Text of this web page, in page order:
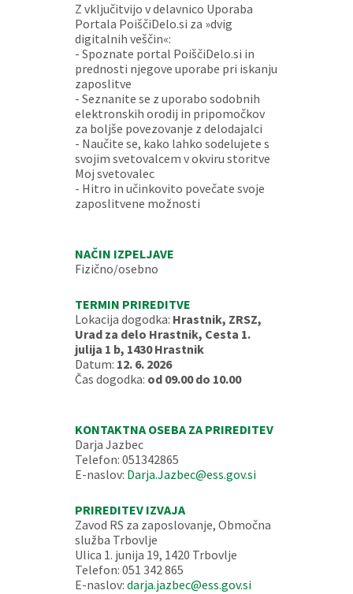
Z vključitvijo v delavnico Uporaba
Portala PoiščiDelo.si za »dvig
digitalnih veščin«:
- Spoznate portal PoiščiDelo.si in
prednosti njegove uporabe pri iskanju
zaposlitve
- Seznanite se z uporabo sodobnih
elektronskih orodij in pripomočkov
za boljše povezovanje z delodajalci
- Naučite se, kako lahko sodelujete s
svojim svetovalcem v okviru storitve
Moj svetovalec
- Hitro in učinkovito povečate svoje
zaposlitvene možnosti
NAČIN IZPELJAVE
Fizično/osebno
TERMIN PRIREDITVE
Lokacija dogodka: Hrastnik, ZRSZ,
Urad za delo Hrastnik, Cesta 1.
julija 1 b, 1430 Hrastnik
Datum: 12. 6. 2026
Čas dogodka: od 09.00 do 10.00
KONTAKTNA OSEBA ZA PRIREDITEV
Darja Jazbec
Telefon: 051342865
E-naslov: Darja.Jazbec@ess.gov.si
PRIREDITEV IZVAJA
Zavod RS za zaposlovanje, Območna
služba Trbovlje
Ulica 1. junija 19, 1420 Trbovlje
Telefon: 051 342 865
E-naslov: darja.jazbec@ess.gov.si